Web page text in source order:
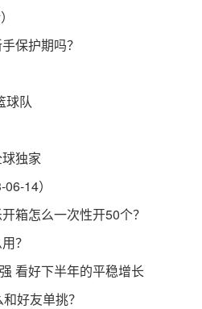
保护期吗？
球队
独家
14）
箱怎么一次性开50个？
？
看好下半年的平稳增长
好友单挑？